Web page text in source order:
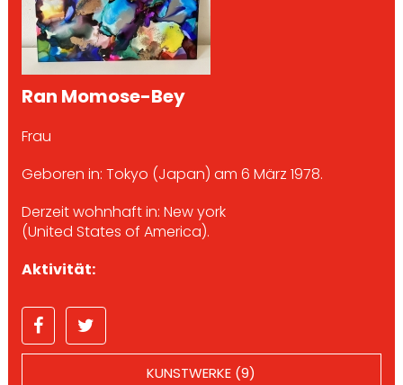
Ran Momose-Bey
Frau
Geboren in: Tokyo (Japan) am 6 März 1978.
Derzeit wohnhaft in: New york
(United States of America).
Aktivität:
KUNSTWERKE (9)